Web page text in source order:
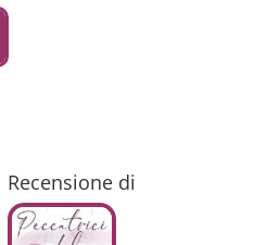
Recensione di